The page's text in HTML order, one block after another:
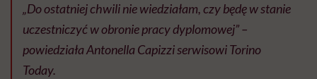
„Do ostatniej chwili nie wiedziałam, czy będę w stanie
uczestniczyć w obronie pracy dyplomowej” –
powiedziała Antonella Capizzi serwisowi Torino
Today.